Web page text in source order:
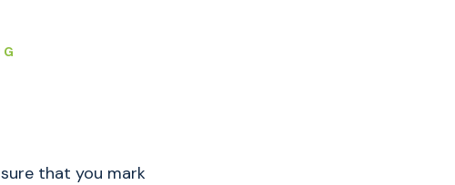
that you mark